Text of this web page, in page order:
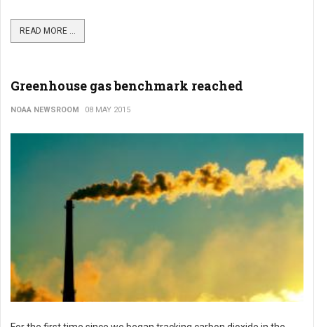
READ MORE ...
Greenhouse gas benchmark reached
NOAA NEWSROOM 08 MAY 2015